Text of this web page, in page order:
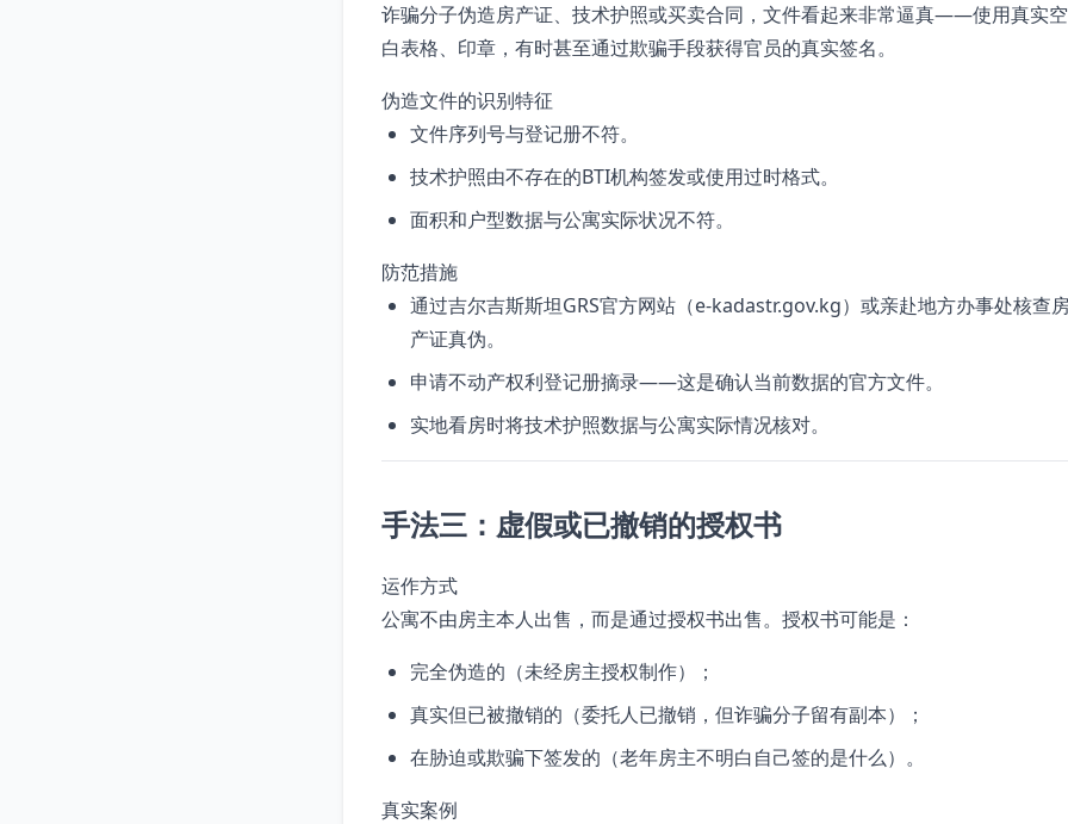
诈骗分子伪造房产证、技术护照或买卖合同，文件看起来非常逼真——使用真实空
白表格、印章，有时甚至通过欺骗手段获得官员的真实签名。
伪造文件的识别特征
文件序列号与登记册不符。
技术护照由不存在的BTI机构签发或使用过时格式。
面积和户型数据与公寓实际状况不符。
防范措施
通过吉尔吉斯斯坦GRS官方网站（e-kadastr.gov.kg）或亲赴地方办事处核查
产证真伪。
申请不动产权利登记册摘录——这是确认当前数据的官方文件。
实地看房时将技术护照数据与公寓实际情况核对。
手法三：虚假或已撤销的授权书
运作方式
公寓不由房主本人出售，而是通过授权书出售。授权书可能是：
完全伪造的（未经房主授权制作）；
真实但已被撤销的（委托人已撤销，但诈骗分子留有副本）；
在胁迫或欺骗下签发的（老年房主不明白自己签的是什么）。
真实案例